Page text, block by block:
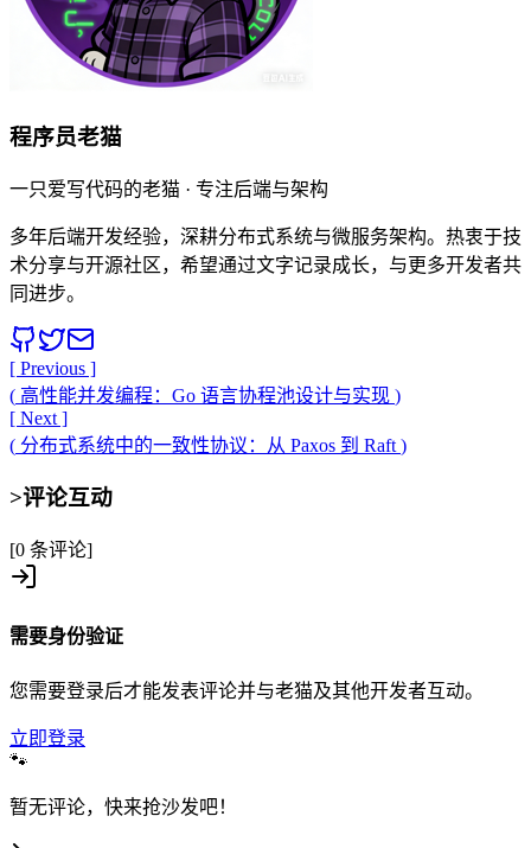
程序员老猫
一只爱写代码的老猫 · 专注后端与架构
多年后端开发经验，深耕分布式系统与微服务架构。热衷于技
术分享与开源社区，希望通过文字记录成长，与更多开发者共
同进步。
[ Previous ]
( 高性能并发编程：Go 语言协程池设计与实现 )
[ Next ]
( 分布式系统中的一致性协议：从 Paxos 到 Raft )
>评论互动
[0 条评论]
需要身份验证
您需要登录后才能发表评论并与老猫及其他开发者互动。
立即登录
🐾
暂无评论，快来抢沙发吧！